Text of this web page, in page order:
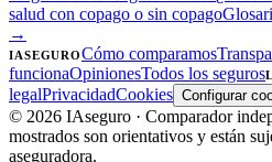
salud con copago o sin copago
→
IASEGUROCómo comparamos
funcionaOpinionesTodos los seguros
legalPrivacidadCookies Configurar
© 2026 IAseguro · Comparador
mostrados son orientativos y están
aseguradora.